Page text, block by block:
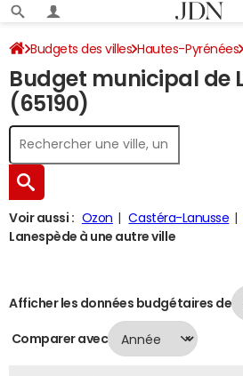
Budgets des villes Hautes-Pyrénées
Budget 2024
Budget municipal de
(65190)
Voir aussi : Ozon Castéra-Lanusse
Lanespède à une autre ville
Afficher les données budgétaires de
Comparer avec